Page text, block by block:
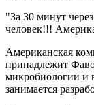
"За 30 минут
человек!!!
Американская
принадлежит
микробиологии и
занимается